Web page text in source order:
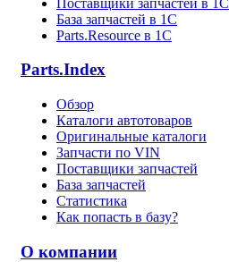
База запчастей в 1С
Parts.Resource в 1C
Parts.Index
Обзор
Каталоги автотоваров
Оригинальные каталоги
Запчасти по VIN
Поставщики запчастей
База запчастей
Статистика
Как попасть в базу?
О компании